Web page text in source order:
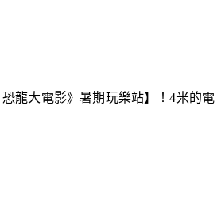
龍大電影》暑期玩樂站】！4米的電